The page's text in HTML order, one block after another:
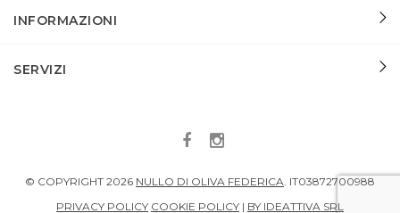
INFORMAZIONI
SERVIZI
© COPYRIGHT 2026 NULLO DI OLIVA FEDERICA. IT03872700988
PRIVACY POLICY COOKIE POLICY | BY IDEATTIVA SRL